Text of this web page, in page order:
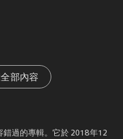
部內容
過的專輯。它於 2018年12